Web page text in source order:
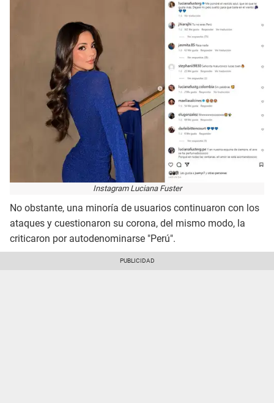
Instagram Luciana Fuster
No obstante, una minoría de usuarios continuaron con los
ataques y cuestionaron su corona, del mismo modo, la
criticaron por autodenominarse "Perú".